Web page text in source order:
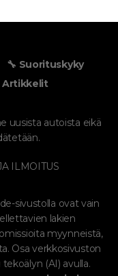
🔧 Suorituskyky
Artikkelit
uusista autoista eikä
ILMOITUS
-sivustolla ovat vain
lakien
myynneistä,
Osa verkkosivuston
(AI) avulla.